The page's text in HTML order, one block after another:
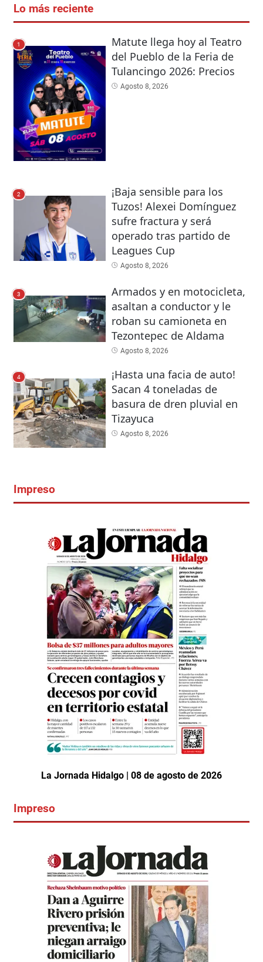
Lo más reciente
1
Matute llega hoy al Teatro
del Pueblo de la Feria de
Tulancingo 2026: Precios
Agosto 8, 2026
2
¡Baja sensible para los
Tuzos! Alexei Domínguez
sufre fractura y será
operado tras partido de
Leagues Cup
Agosto 8, 2026
3
Armados y en motocicleta,
asaltan a conductor y le
roban su camioneta en
Tezontepec de Aldama
Agosto 8, 2026
4
¡Hasta una facia de auto!
Sacan 4 toneladas de
basura de dren pluvial en
Tizayuca
Agosto 8, 2026
Impreso
La Jornada Hidalgo | 08 de agosto de 2026
Impreso